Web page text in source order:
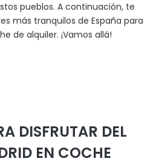
pueblos. A continuación, te
más tranquilos de España para
de alquiler. ¡Vamos allá!
DISFRUTAR DEL
EN COCHE